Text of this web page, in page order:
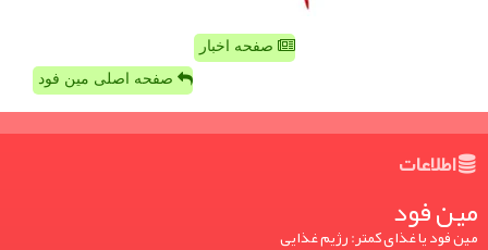
صفحه اخبار
صفحه اصلی مین فود
اطلاعات
مین فود
مین فود یا غذای کمتر: رژیم غذایی